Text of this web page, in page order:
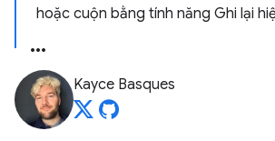
hoặc cuộn bằng tính năng Ghi lại
Kayce Basques